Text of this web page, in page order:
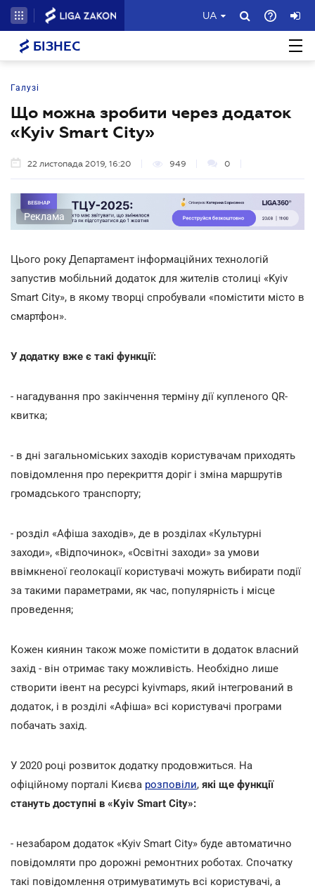
UA
БІЗНЕС
Галузі
Що можна зробити через додаток
«Kyiv Smart City»
22 листопада 2019, 16:20 949 0
Реклама
Цього року Департамент інформаційних технологій
запустив мобільний додаток для жителів столиці «Kyiv
Smart City», в якому творці спробували «помістити місто в
смартфон».
У додатку вже є такі функції:
- нагадування про закінчення терміну дії купленого QR-
квитка;
- в дні загальноміських заходів користувачам приходять
повідомлення про перекриття доріг і зміна маршрутів
громадського транспорту;
- розділ «Афіша заходів», де в розділах «Культурні
заходи», «Відпочинок», «Освітні заходи» за умови
ввімкненої геолокації користувачі можуть вибирати події
за такими параметрами, як час, популярність і місце
проведення;
Кожен киянин також може помістити в додаток власний
захід - він отримає таку можливість. Необхідно лише
створити івент на ресурсі kyivmaps, який інтегрований в
додаток, і в розділі «Афіша» всі користувачі програми
побачать захід.
У 2020 році розвиток додатку продовжиться. На
офіційному порталі Києва розповіли, які ще функції
стануть доступні в «Kyiv Smart City»:
- незабаром додаток «Kyiv Smart City» буде автоматично
повідомляти про дорожні ремонтних роботах. Спочатку
такі повідомлення отримуватимуть всі користувачі, а